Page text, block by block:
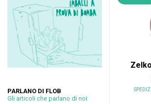
PARLANO DI FLOB
Gli articoli che parlano di noi